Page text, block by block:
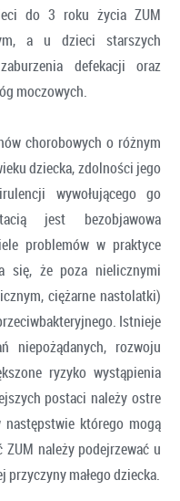
do 3 roku życia ZUM
a u dzieci starszych
defekacji oraz
moczowych.
chorobowych o różnym
dziecka, zdolności jego
wywołującego go
jest bezobjawowa
problemów w praktyce
się, że poza nielicznymi
ciężarne nastolatki)
Istnieje
niepożądanych, rozwoju
ryzyko wystąpienia
postaci należy ostre
którego mogą
należy podejrzewać u
przyczyny małego dziecka.